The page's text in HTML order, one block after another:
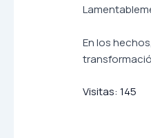
En los
Visitas: 145